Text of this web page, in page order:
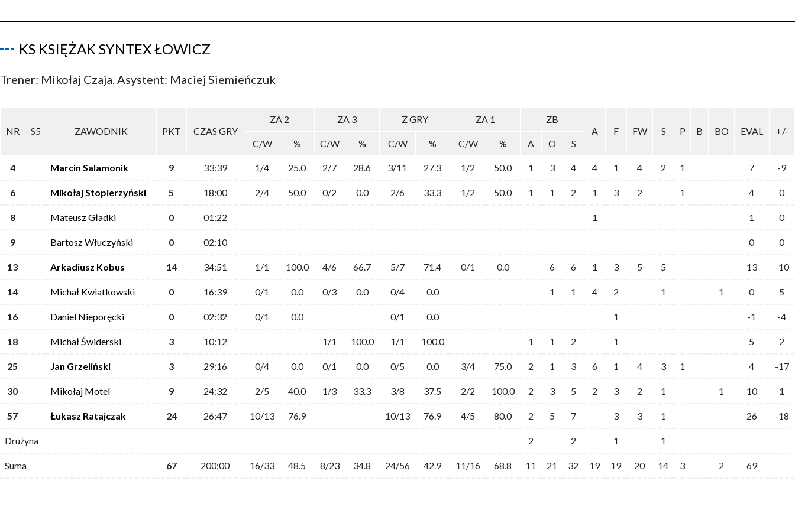
KS KSIĘŻAK SYNTEX ŁOWICZ
Trener: Mikołaj Czaja. Asystent: Maciej Siemieńczuk
NR S5 ZAWODNIK PKT CZAS GRY
ZA 2 ZA 3 Z GRY ZA 1
ZB
A
F FW S P B BO EVAL
+/-
C/W
% C/W % C/W % C/W % A O S
4 Marcin Salamonik 9 33:39 1/4 25.0 2/7 28.6 3/11 27.3 1/2 50.0 1 3 4 4 1 4 2 1 7 -9
6 Mikołaj Stopierzyński 5 18:00 2/4 50.0 0/2 0.0 2/6 33.3 1/2 50.0 1 1 2 1 3 2 1 4 0
8 Mateusz Gładki 0 01:22 1 1 0
9 Bartosz Włuczyński 0 02:10 0 0
13 Arkadiusz Kobus 14 34:51 1/1 100.0 4/6 66.7 5/7 71.4 0/1 0.0 6 6 1 3 5 5 13 -10
14 Michał Kwiatkowski 0 16:39 0/1 0.0 0/3 0.0 0/4 0.0 1 1 4 2 1 1 0 5
16 Daniel Nieporęcki 0 02:32 0/1 0.0 0/1 0.0 1 -1 -4
18 Michał Świderski 3 10:12 1/1 100.0 1/1 100.0 1 1 2 1 5 2
25 Jan Grzeliński 3 29:16 0/4 0.0 0/1 0.0 0/5 0.0 3/4 75.0 2 1 3 6 1 4 3 1 4 -17
30 Mikołaj Motel 9 24:32 2/5 40.0 1/3 33.3 3/8 37.5 2/2 100.0 2 3 5 2 3 2 1 1 10 1
57 Łukasz Ratajczak 24 26:47 10/13 76.9 10/13 76.9 4/5 80.0 2 5 7 3 3 1 26 -18
Drużyna 2 2 1 1
Suma 67 200:00 16/33 48.5 8/23 34.8 24/56 42.9 11/16 68.8 11 21 32 19 19 20 14 3 2 69